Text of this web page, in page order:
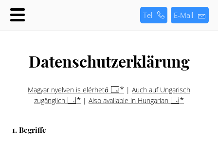
Tel E-Mail
Datenschutzerklärung
Magyar nyelven is elérhető | Auch auf Ungarisch
zugänglich
| Also available in Hungarian
1. Begriffe